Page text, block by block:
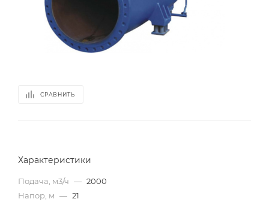
СРАВНИТЬ
Характеристики
Подача, м3/ч — 2000
Напор, м — 21